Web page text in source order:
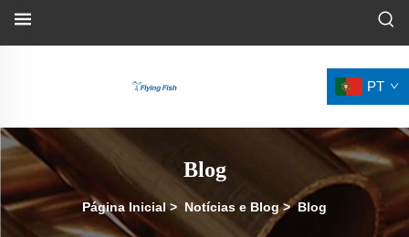
PT
Blog
Página Inicial> Notícias e Blog>Blog